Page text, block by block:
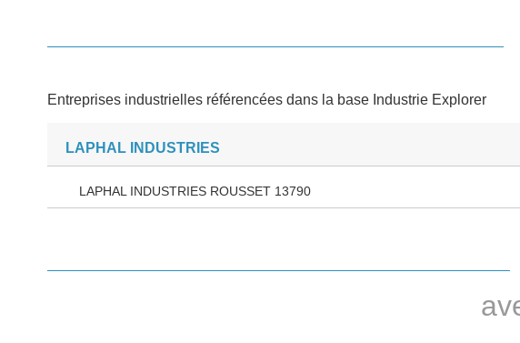
Entreprises industrielles référencées dans la base Industrie Explorer
LAPHAL INDUSTRIES
LAPHAL INDUSTRIES ROUSSET 13790